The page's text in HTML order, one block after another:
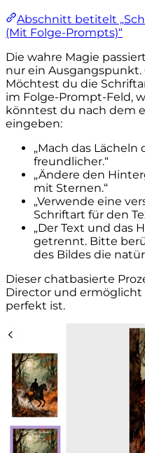
Abschnitt betitelt
(Mit Folge-Prompts)“
Die wahre Magie
nur ein Ausgangspunkt.
Möchtest du die
im Folge-Prompt-Feld,
könntest du nach dem
eingeben:
„Mach das
freundlicher.“
„Ändere den
mit Sternen.“
„Verwende eine
Schriftart für den
„Der Text und das
getrennt. Bitte
des Bildes die
Dieser chatbasierte
Director und ermöglicht
perfekt ist.